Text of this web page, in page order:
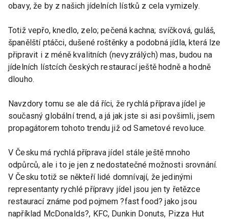
obavy, že by z našich jídelních lístků z cela vymizely.
Totiž vepřo, knedlo, zelo; pečená kachna; svíčková, guláš,
španělští ptáčci, dušené roštěnky a podobná jídla, která lze
připravit i z méně kvalitních (nevyzrálých) mas, budou na
jídelních lístcích českých restaurací ještě hodně a hodně
dlouho.
Navzdory tomu se ale dá říci, že rychlá příprava jídel je
současný globální trend, a já jak jste si asi povšimli, jsem
propagátorem tohoto trendu již od Sametové revoluce.
V Česku má rychlá příprava jídel stále ještě mnoho
odpůrců, ale i to je jen z nedostatečné možnosti srovnání.
V Česku totiž se někteří lidé domnívají, že jedinými
representanty rychlé přípravy jídel jsou jen ty řetězce
restaurací známe pod pojmem ?fast food? jako jsou
například McDonalds?, KFC, Dunkin Donuts, Pizza Hut